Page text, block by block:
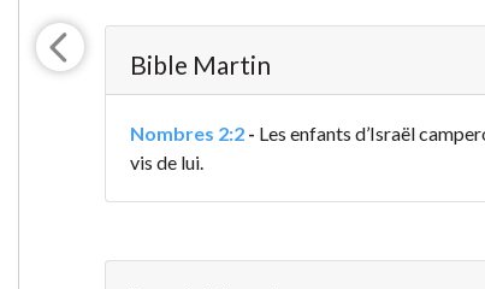
Bible Martin
Nombres 2:2- Les enfants d’Israël
vis de lui.